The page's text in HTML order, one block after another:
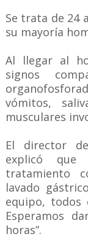
Se trata de 24
su mayoría
Al llegar al
signos
vómitos,
musculares
El director
explicó que
tratamiento
lavado
equipo, todos
Esperamos
horas”.